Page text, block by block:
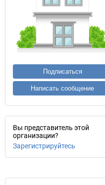
Подписаться
Написать сообщение
Вы представитель этой
организации?
Зарегистрируйтесь